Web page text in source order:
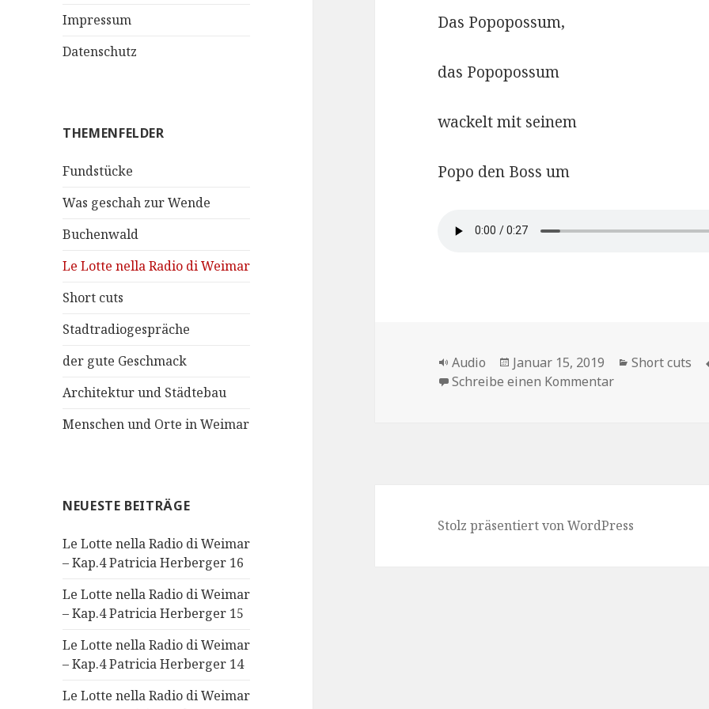
Impressum
Datenschutz
THEMENFELDER
Fundstücke
Was geschah zur Wende
Buchenwald
Le Lotte nella Radio di Weimar
Short cuts
Stadtradiogespräche
der gute Geschmack
Architektur und Städtebau
Menschen und Orte in Weimar
NEUESTE BEITRÄGE
Le Lotte nella Radio di Weimar
– Kap.4 Patricia Herberger 16
Le Lotte nella Radio di Weimar
– Kap.4 Patricia Herberger 15
Le Lotte nella Radio di Weimar
– Kap.4 Patricia Herberger 14
Le Lotte nella Radio di Weimar
Das Popopossum,
das Popopossum
wackelt mit seinem
Popo den Boss um
Format
Audio
Veröffentlicht
am
Januar 15, 2019 Kategorien
Short cuts
Schreibe einen Kommentarzu das Pop-
Stolz präsentiert von WordPress